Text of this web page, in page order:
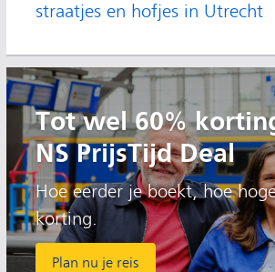
straatjes en hofjes in Utrecht
Tot wel 60%
NS PrijsTijd Deal
Hoe eerder je boekt, hoe
korting.
Plan nu je reis